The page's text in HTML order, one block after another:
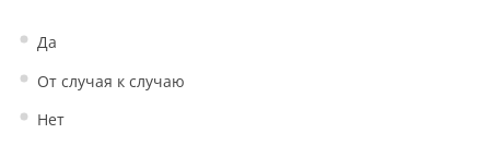
Да
От случая к случаю
Нет